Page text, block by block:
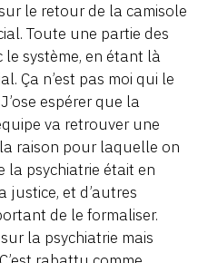
le retour de la camisole
Toute une partie des
système, en étant là
Ça n’est pas moi qui le
espérer que la
va retrouver une
la raison pour laquelle on
la psychiatrie était en
justice, et d’autres
de le formaliser.
la psychiatrie mais